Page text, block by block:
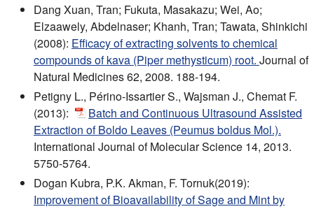
Dang Xuan, Tran; Fukuta, Masakazu; Wei, Ao;
Elzaawely, Abdelnaser; Khanh, Tran; Tawata, Shinkichi
(2008): Efficacy of extracting solvents to chemical
compounds of kava (Piper methysticum) root. Journal of
Natural Medicines 62, 2008. 188-194.
Petigny L., Périno-Issartier S., Wajsman J., Chemat F.
(2013):
Batch and Continuous Ultrasound Assisted
Extraction of Boldo Leaves (Peumus boldus Mol.).
International Journal of Molecular Science 14, 2013.
5750-5764.
Dogan Kubra, P.K. Akman, F. Tornuk(2019):
Improvement of Bioavailability of Sage and Mint by